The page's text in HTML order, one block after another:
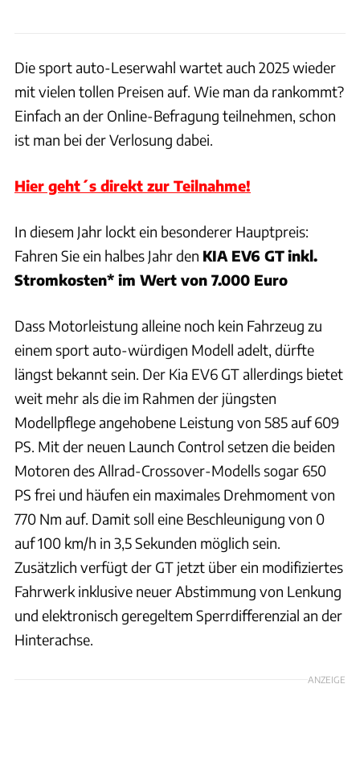
Die sport auto-Leserwahl wartet auch 2025 wieder
mit vielen tollen Preisen auf. Wie man da rankommt?
Einfach an der Online-Befragung teilnehmen, schon
ist man bei der Verlosung dabei.
Hier geht´s direkt zur Teilnahme!
In diesem Jahr lockt ein besonderer Hauptpreis:
Fahren Sie ein halbes Jahr den KIA EV6 GTinkl.
Stromkosten* im Wert von 7.000 Euro
Dass Motorleistung alleine noch kein Fahrzeug zu
einem sport auto-würdigen Modell adelt, dürfte
längst bekannt sein. Der Kia EV6 GT allerdings bietet
weit mehr als die im Rahmen der jüngsten
Modellpflege angehobene Leistung von 585 auf 609
PS. Mit der neuen Launch Control setzen die beiden
Motoren des Allrad-Crossover-Modells sogar 650
PS frei und häufen ein maximales Drehmoment von
770 Nm auf. Damit soll eine Beschleunigung von 0
auf 100 km/h in 3,5 Sekunden möglich sein.
Zusätzlich verfügt der GT jetzt über ein modifiziertes
Fahrwerk inklusive neuer Abstimmung von Lenkung
und elektronisch geregeltem Sperrdifferenzial an der
Hinterachse.
ANZEIGE